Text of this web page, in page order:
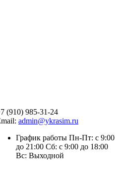
(910) 985-31-24
admin@ykrasim.ru
График работы Пн-Пт: с 9:00
до 21:00 Сб: с 9:00 до 18:00
Вс: Выходной